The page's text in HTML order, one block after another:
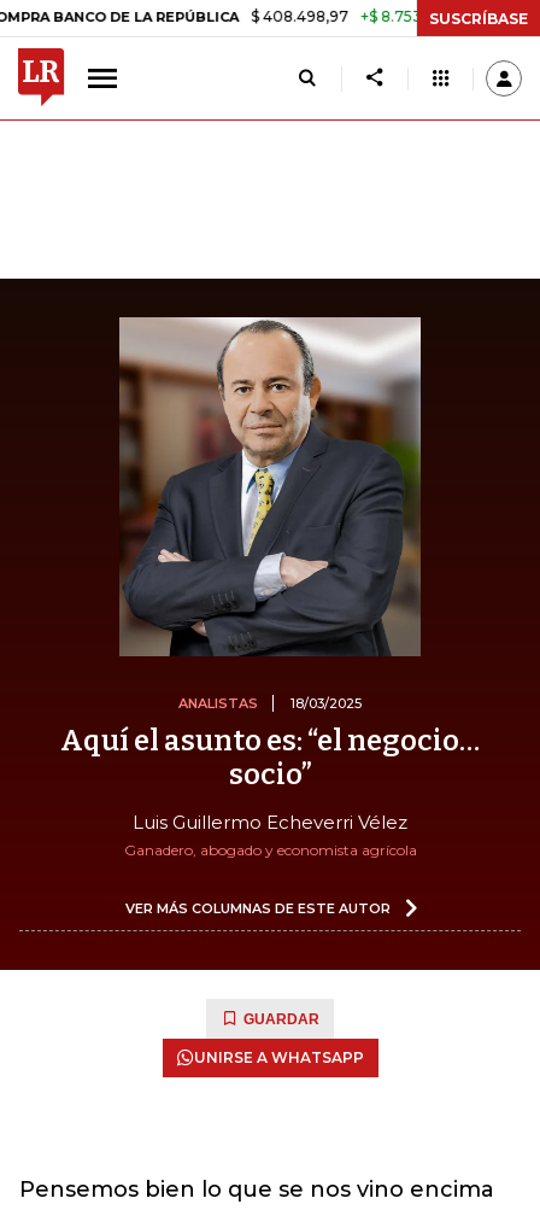
DE LA REPÚBLICA $ 408.498,97 +$ 8.753,81 +2,19% TASA
SUSCRÍBASE
ANALISTAS 18/03/2025
Aquí el asunto es: “el negocio…
socio”
Luis Guillermo Echeverri Vélez
Ganadero, abogado y economista agrícola
VER MÁS COLUMNAS DE ESTE AUTOR
GUARDAR
UNIRSE A WHATSAPP
Pensemos bien lo que se nos vino encima